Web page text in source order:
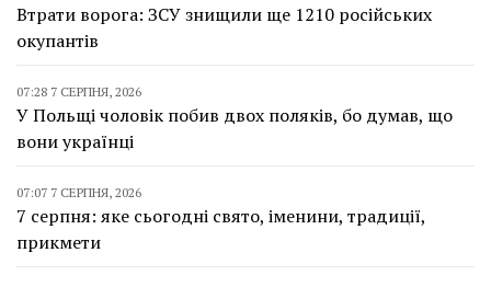
Втрати ворога: ЗСУ знищили ще 1210 російських
окупантів
07:28 7 СЕРПНЯ, 2026
У Польщі чоловік побив двох поляків, бо думав, що
вони українці
07:07 7 СЕРПНЯ, 2026
7 серпня: яке сьогодні свято, іменини, традиції,
прикмети